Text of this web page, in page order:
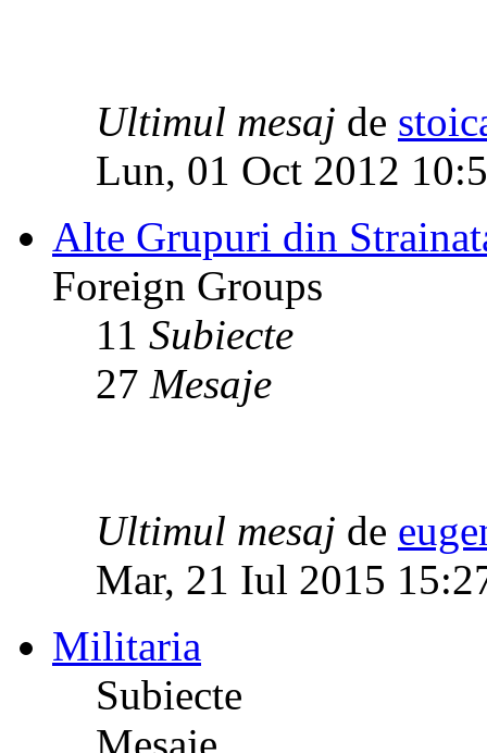
Ultimul mesaj de
Lun, 01 Oct 2012
Alte Grupuri din
Foreign Groups
11 Subiecte
27 Mesaje
Ultimul mesaj de
Mar, 21 Iul 2015
Militaria
Subiecte